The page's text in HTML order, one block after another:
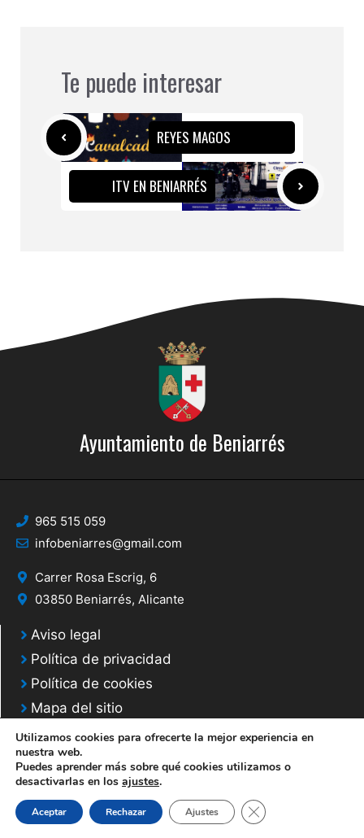
Te puede interesar
REYES MAGOS
ITV EN BENIARRÉS
Ayuntamiento de Beniarrés
965 515 059
infobeniarres@gmail.com
Carrer Rosa Escrig, 6
03850 Beniarrés, Alicante
Aviso legal
Política de privacidad
Política de cookies
Mapa del sitio
© 2025 Web desarrollada por el Servicio de Informática de Diputación de
Alicante
Utilizamos cookies para ofrecerte la mejor experiencia en
nuestra web.
Puedes aprender más sobre qué cookies utilizamos o
desactivarlas en los ajustes.
Aceptar Rechazar Ajustes Cerrar el banner de